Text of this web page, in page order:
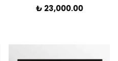
₺ 23,000.00